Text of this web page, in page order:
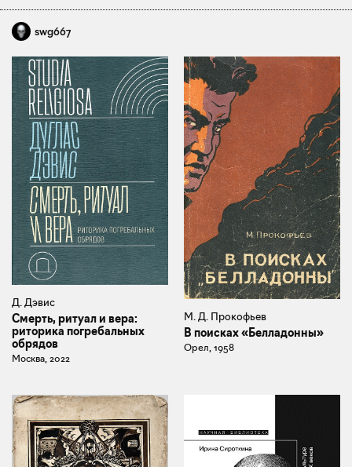
swg667
Д. Дэвис
Смерть, ритуал и вера:
риторика погребальных
обрядов
Москва, 2022
М. Д. Прокофьев
В поисках «Белладонны»
Орел, 1958